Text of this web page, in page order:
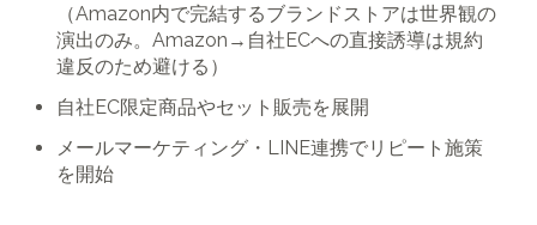
（Amazon内で完結するブランドストアは世界観の
演出のみ。Amazon→自社ECへの直接誘導は規約
違反のため避ける）
自社EC限定商品やセット販売を展開
メールマーケティング・LINE連携でリピート施策
を開始